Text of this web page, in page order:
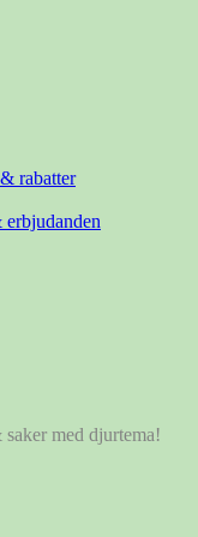
rabatter
med djurtema!